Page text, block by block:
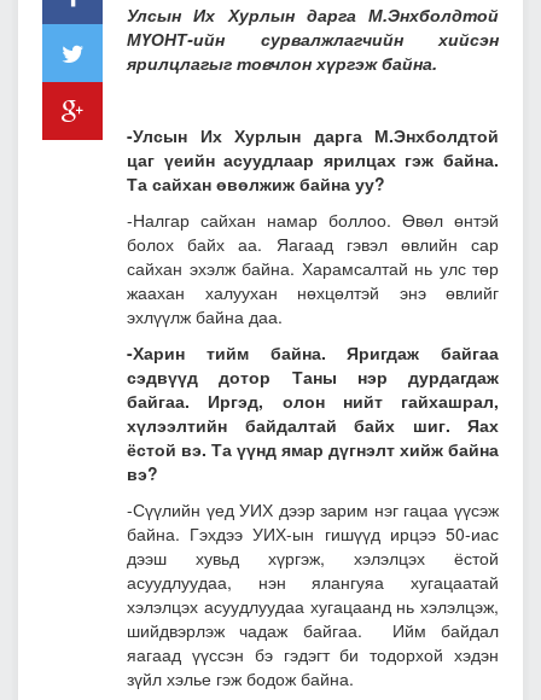
Улсын Их Хурлын дарга М.Энхболдтой
МҮОНТ-ийн сурвалжлагчийн хийсэн
ярилцлагыг товчлон хүргэж байна.
-Улсын Их Хурлын дарга М.Энхболдтой
цаг үеийн асуудлаар ярилцах гэж байна.
Та сайхан өвөлжиж байна уу?
-Налгар сайхан намар боллоо. Өвөл өнтэй
болох байх аа. Яагаад гэвэл өвлийн сар
сайхан эхэлж байна. Харамсалтай нь улс төр
жаахан халуухан нөхцөлтэй энэ өвлийг
эхлүүлж байна даа.
-Харин тийм байна. Яригдаж байгаа
сэдвүүд дотор Таны нэр дурдагдаж
байгаа. Иргэд, олон нийт гайхашрал,
хүлээлтийн байдалтай байх шиг. Яах
ёстой вэ. Та үүнд ямар дүгнэлт хийж байна
вэ?
-Сүүлийн үед УИХ дээр зарим нэг гацаа үүсэж
байна. Гэхдээ УИХ-ын гишүүд ирцээ 50-иас
дээш хувьд хүргэж, хэлэлцэх ёстой
асуудлуудаа, нэн ялангуяа хугацаатай
хэлэлцэх асуудлуудаа хугацаанд нь хэлэлцэж,
шийдвэрлэж чадаж байгаа. Ийм байдал
яагаад үүссэн бэ гэдэгт би тодорхой хэдэн
зүйл хэлье гэж бодож байна.